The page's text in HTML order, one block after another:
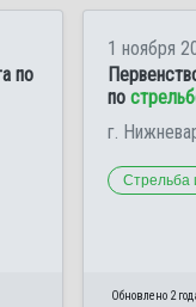
по
1 ноября
по
г.
Стрельба
Обновлено 2